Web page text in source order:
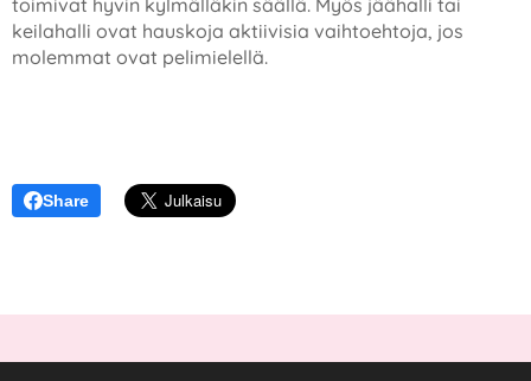
keilahalli ovat hauskoja aktiivisia vaihtoehtoja, jos
molemmat ovat pelimielellä.
Share